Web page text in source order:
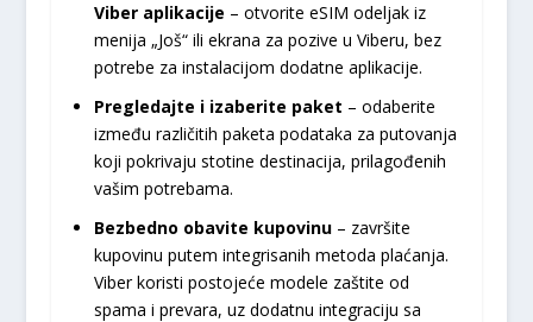
Viber aplikacije – otvorite eSIM odeljak iz
menija „Još“ ili ekrana za pozive u Viberu, bez
potrebe za instalacijom dodatne aplikacije.
Pregledajte i izaberite paket – odaberite
između različitih paketa podataka za putovanja
koji pokrivaju stotine destinacija, prilagođenih
vašim potrebama.
Bezbedno obavite kupovinu– završite
kupovinu putem integrisanih metoda plaćanja.
Viber koristi postojeće modele zaštite od
spama i prevara, uz dodatnu integraciju sa